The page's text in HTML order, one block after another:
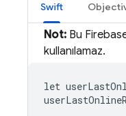
Swift
Not: Bu
kullanılamaz.
let